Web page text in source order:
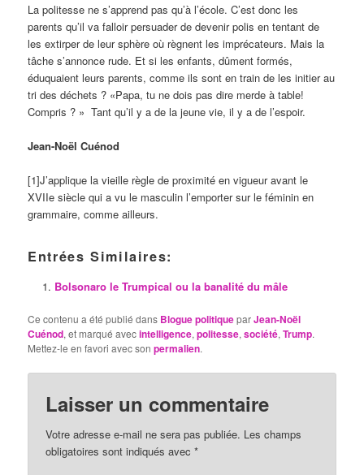
La politesse ne s’apprend pas qu’à l’école. C’est donc les
parents qu’il va falloir persuader de devenir polis en tentant de
les extirper de leur sphère où règnent les imprécateurs. Mais la
tâche s’annonce rude. Et si les enfants, dûment formés,
éduquaient leurs parents, comme ils sont en train de les initier au
tri des déchets ? «Papa, tu ne dois pas dire merde à table!
Compris ? » Tant qu’il y a de la jeune vie, il y a de l’espoir.
Jean-Noël Cuénod
[1]J’applique la vieille règle de proximité en vigueur avant le
XVIIe siècle qui a vu le masculin l’emporter sur le féminin en
grammaire, comme ailleurs.
Entrées Similaires:
Bolsonaro le Trumpical ou la banalité du mâle
Ce contenu a été publié dans Blogue politiqueparJean-Noël
Cuénod, et marqué avecintelligence,politesse,société,Trump.
Mettez-le en favori avec sonpermalien.
Laisser un commentaire
Votre adresse e-mail ne sera pas publiée. Les champs
obligatoires sont indiqués avec*